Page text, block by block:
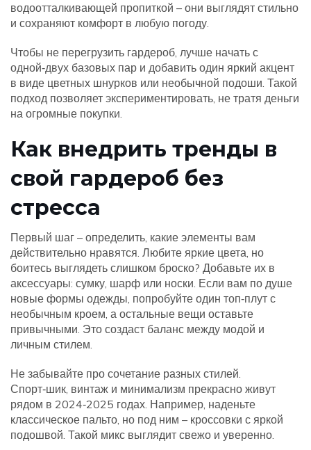
водоотталкивающей пропиткой – они выглядят стильно
и сохраняют комфорт в любую погоду.
Чтобы не перегрузить гардероб, лучше начать с
одной‑двух базовых пар и добавить один яркий акцент
в виде цветных шнурков или необычной подоши. Такой
подход позволяет экспериментировать, не тратя деньги
на огромные покупки.
Как внедрить тренды в
свой гардероб без
стресса
Первый шаг – определить, какие элементы вам
действительно нравятся. Любите яркие цвета, но
боитесь выглядеть слишком броско? Добавьте их в
аксессуары: сумку, шарф или носки. Если вам по душе
новые формы одежды, попробуйте один топ‑плут с
необычным кроем, а остальные вещи оставьте
привычными. Это создаст баланс между модой и
личным стилем.
Не забывайте про сочетание разных стилей.
Спорт‑шик, винтаж и минимализм прекрасно живут
рядом в 2024‑2025 годах. Например, наденьте
классическое пальто, но под ним – кроссовки с яркой
подошвой. Такой микс выглядит свежо и уверенно.